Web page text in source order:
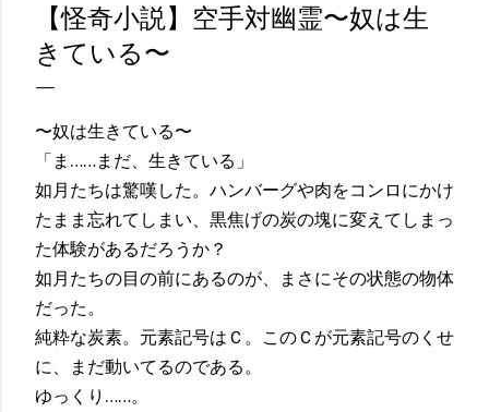
【怪奇小説】空手対幽霊〜奴は生
きている〜
〜奴は生きている〜
「ま……まだ、生きている」
如月たちは驚嘆した。ハンバーグや肉をコンロにかけ
たまま忘れてしまい、黒焦げの炭の塊に変えてしまっ
た体験があるだろうか？
如月たちの目の前にあるのが、まさにその状態の物体
だった。
純粋な炭素。元素記号はＣ。このＣが元素記号のくせ
に、まだ動いてるのである。
ゆっくり……。